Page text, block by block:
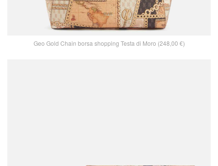
Geo Gold Chain borsa shopping Testa di Moro (248,00 €)